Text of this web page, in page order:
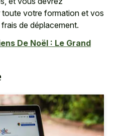
votre formation et vos
de déplacement.
De Noël : Le Grand